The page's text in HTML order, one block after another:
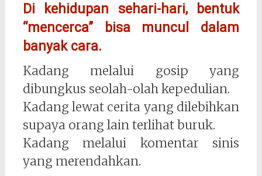
Di kehidupan sehari-hari, bentuk
“mencerca” bisa muncul dalam
banyak cara.
Kadang melalui gosip yang
dibungkus seolah-olah kepedulian.
Kadang lewat cerita yang dilebihkan
supaya orang lain terlihat buruk.
Kadang melalui komentar sinis
yang merendahkan.